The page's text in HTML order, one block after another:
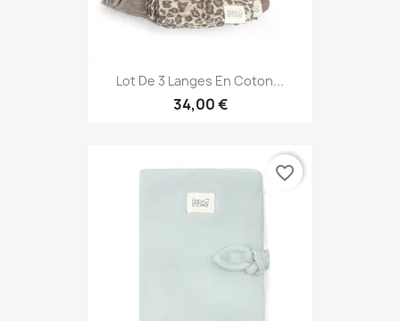
Lot De 3 Langes En Coton...
34,00 €
favorite_border